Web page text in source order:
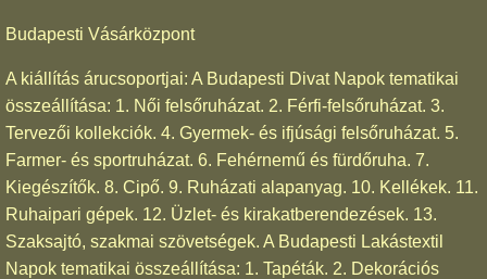
Budapesti Vásárközpont
A kiállítás árucsoportjai: A Budapesti Divat Napok tematikai
összeállítása: 1. Női felsőruházat. 2. Férfi-felsőruházat. 3.
Tervezői kollekciók. 4. Gyermek- és ifjúsági felsőruházat. 5.
Farmer- és sportruházat. 6. Fehérnemű és fürdőruha. 7.
Kiegészítők. 8. Cipő. 9. Ruházati alapanyag. 10. Kellékek. 11.
Ruhaipari gépek. 12. Üzlet- és kirakatberendezések. 13.
Szaksajtó, szakmai szövetségek. A Budapesti Lakástextil
Napok tematikai összeállítása: 1. Tapéták. 2. Dekorációs